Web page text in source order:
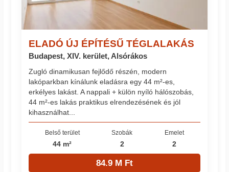
ELADÓ ÚJ ÉPÍTÉSŰ TÉGLALAKÁS
Budapest, XIV. kerület, Alsórákos
Zugló dinamikusan fejlődő részén, modern
lakóparkban kínálunk eladásra egy 44 m²-es,
erkélyes lakást. A nappali + külön nyíló hálószobás,
44 m²-es lakás praktikus elrendezésének és jól
kihasználhat...
Belső terület
44 m²
Szobák
2
Emelet
2
84.9 M Ft